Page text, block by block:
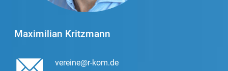
Maximilian Kritzmann
vereine@r-kom.de